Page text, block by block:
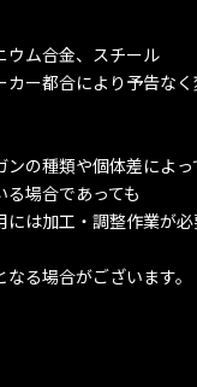
ウム合金、スチール
ー都合により予告な
の種類や個体差によっ
場合であっても
は加工・調整作業が
る場合がございます。